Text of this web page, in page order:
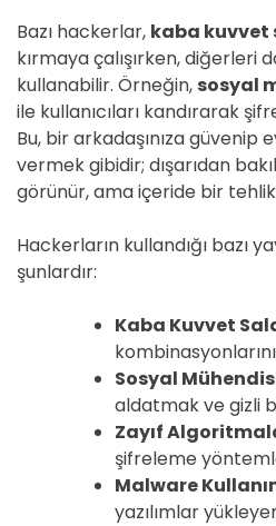
Bazı hackerlar, kaba kuvvet
kırmaya çalışırken,
kullanabilir. Örneğin, sosyal
ile kullanıcıları kandırarak
Bu, bir arkadaşınıza güvenip
vermek gibidir; dışarıdan
görünür, ama içeride bir
Hackerların kullandığı bazı
şunlardır:
Kaba Kuvvet
Sosyal
aldatmak ve gizli
Zayıf
şifreleme
Malware
yazılımlar